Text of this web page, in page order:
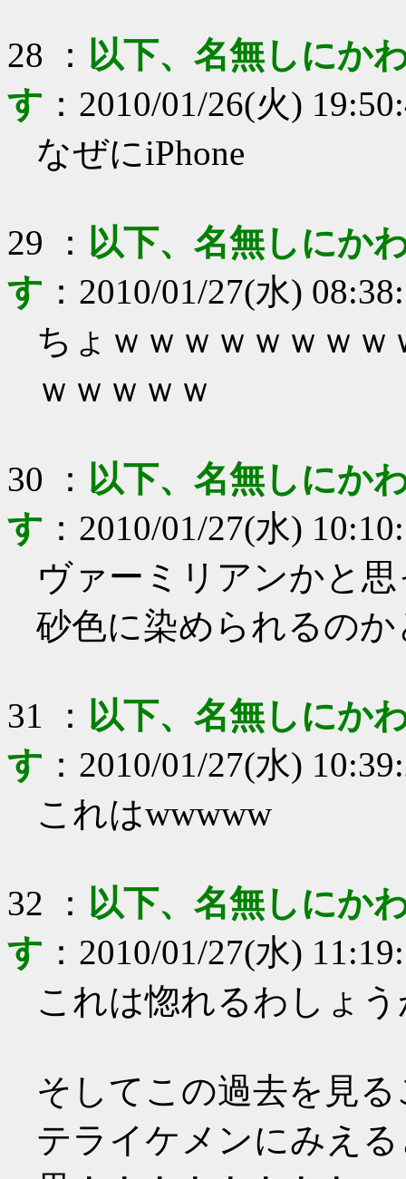
28 ： 以下、名無しにか
す ： 2010/01/26(火)
なぜにiPhone
29 ： 以下、名無しにか
す ： 2010/01/27(水)
ちょｗｗｗｗｗｗｗ
ｗｗｗｗｗ
30 ： 以下、名無しにか
す ： 2010/01/27(水)
ヴァーミリアンかと
砂色に染められるのか
31 ： 以下、名無しにか
す ： 2010/01/27(水)
これはwwwww
32 ： 以下、名無しにか
す ： 2010/01/27(水)
これは惚れるわしょ
そしてこの過去を見
テライケメンにみえ